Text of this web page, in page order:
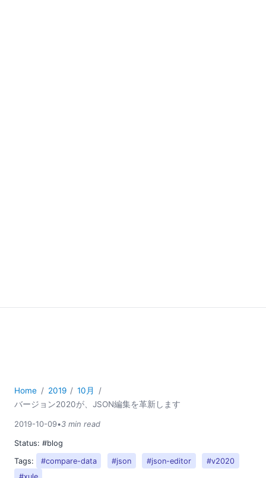
Home 2019
10月
バージョン2020が、JSON編集を革新します
2019-10-09•3 min read
Status: #blog
Tags:
#compare-data #json #json-editor
#v2020